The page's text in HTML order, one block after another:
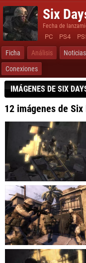
Six
Fecha de
PC PS4
Ficha Análisis Noticias
Conexiones
IMÁGENES DE SIX
12 imágenes de Six